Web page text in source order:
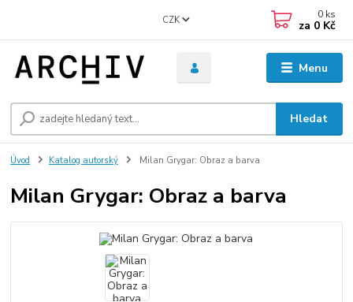
Menu
CZK
Hledat
0 ks
za 0 Kč
Úvod Katalog autorský Milan Grygar: Obraz a barva
Milan Grygar: Obraz a barva